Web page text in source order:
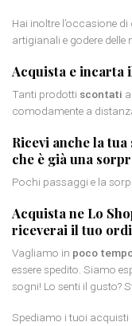
Hai inoltre l’occasione
artigianali e godere delle
Acquista e incarta
Tanti prodotti scontati
comodamente a
Ricevi anche la tua
che è già una
Pochi passaggi e la
Acquista ne Lo
riceverai il tuo
Vagliamo in poco
essere spedito. Siamo
sogni! Lo senti il gusto?
Spediamo i tuoi acquisti